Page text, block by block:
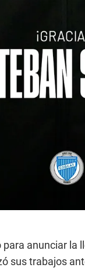
anunciar la
sus trabajos